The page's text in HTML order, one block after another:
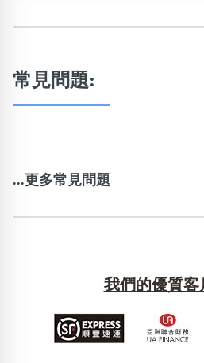
常見問題:
...更多常見問題
我們的優質客